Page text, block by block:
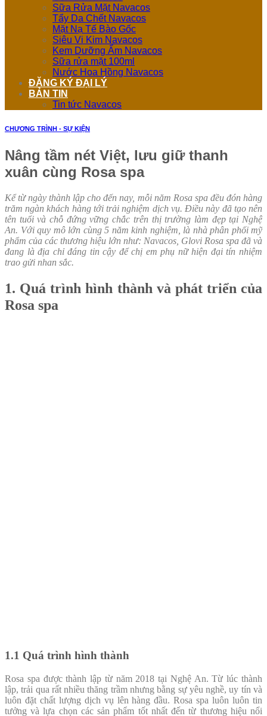
Sữa Rửa Mặt Navacos
Tẩy Da Chết Navacos
Mặt Nạ Tế Bào Gốc
Siêu Vi Kim Navacos
Kem Dưỡng Ẩm Navacos
Sữa rửa mặt 100ml
Nước Hoa Hồng Navacos
ĐĂNG KÝ ĐẠI LÝ
BẢN TIN
Tin tức Navacos
CHƯƠNG TRÌNH - SỰ KIỆN
Nâng tầm nét Việt, lưu giữ thanh
xuân cùng Rosa spa
Kể từ ngày thành lập cho đến nay, mỗi năm Rosa spa đều đón hàng
trăm ngàn khách hàng tới trải nghiệm dịch vụ. Điều này đã tạo nên
tên tuổi và chỗ đứng vững chắc trên thị trường làm đẹp tại Nghệ
An. Với quy mô lớn cùng 5 năm kinh nghiệm, là nhà phân phối mỹ
phẩm của các thương hiệu lớn như: Navacos, Glovi Rosa spa đã và
đang là địa chỉ đáng tin cậy để chị em phụ nữ hiện đại tín nhiệm
trao gửi nhan sắc.
1. Quá trình hình thành và phát triển của
Rosa spa
1.1 Quá trình hình thành
Rosa spa được thành lập từ năm 2018 tại Nghệ An. Từ lúc thành
lập, trải qua rất nhiều thăng trầm nhưng bằng sự yêu nghề, uy tín và
luôn đặt chất lượng dịch vụ lên hàng đầu. Rosa spa luôn luôn tin
tưởng và lựa chọn các sản phẩm tốt nhất đến từ thương hiệu nổi